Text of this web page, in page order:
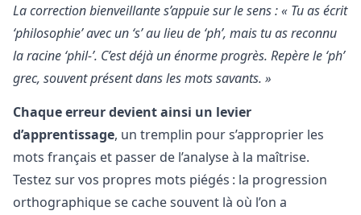
La correction bienveillante s’appuie sur le sens : « Tu as écrit
‘philosophie’ avec un ‘s’ au lieu de ‘ph’, mais tu as reconnu
la racine ‘phil-’. C’est déjà un énorme progrès. Repère le ‘ph’
grec, souvent présent dans les mots savants. »
Chaque erreur devient ainsi un levier
d’apprentissage, un tremplin pour s’approprier les
mots français et passer de l’analyse à la maîtrise.
Testez sur vos propres mots piégés : la progression
orthographique se cache souvent là où l’on a